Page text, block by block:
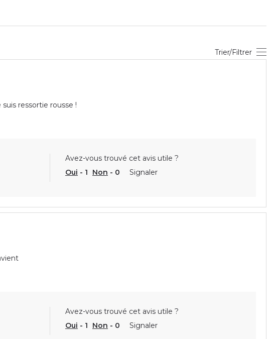
Trier/Filtrer
ressortie rousse !
Avez-vous trouvé cet avis utile ?
Oui - 1 Non - 0 Signaler
Avez-vous trouvé cet avis utile ?
Oui - 1 Non - 0 Signaler